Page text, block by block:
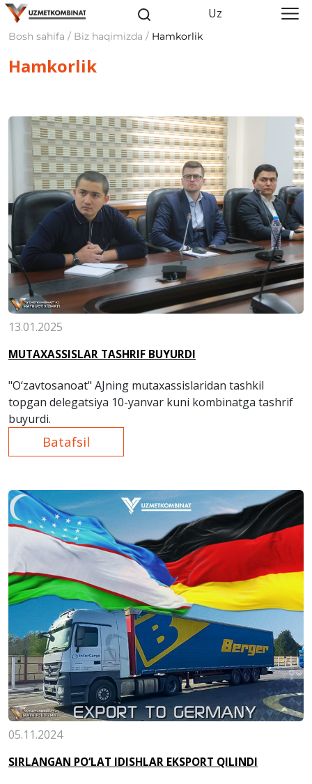
Uz
Bosh sahifa / Biz haqimizda / Hamkorlik
Hamkorlik
13.01.2025
MUTAXASSISLAR TASHRIF BUYURDI
"O‘zavtosanoat" AJning mutaxassislaridan tashkil
topgan delegatsiya 10-yanvar kuni kombinatga tashrif
buyurdi.
Batafsil
05.11.2024
SIRLANGAN PO‘LAT IDISHLAR EKSPORT QILINDI